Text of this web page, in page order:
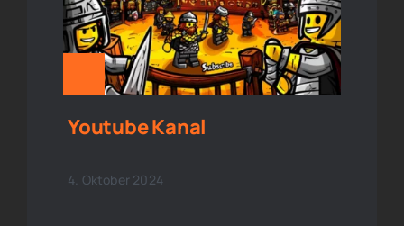
Youtube Kanal
4. Oktober 2024